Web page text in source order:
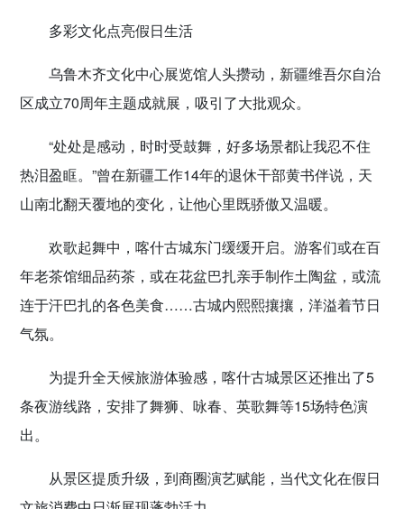
多彩文化点亮假日生活
乌鲁木齐文化中心展览馆人头攒动，新疆维吾尔自治
区成立70周年主题成就展，吸引了大批观众。
“处处是感动，时时受鼓舞，好多场景都让我忍不住
热泪盈眶。”曾在新疆工作14年的退休干部黄书伴说，天
山南北翻天覆地的变化，让他心里既骄傲又温暖。
欢歌起舞中，喀什古城东门缓缓开启。游客们或在百
年老茶馆细品药茶，或在花盆巴扎亲手制作土陶盆，或流
连于汗巴扎的各色美食……古城内熙熙攘攘，洋溢着节日
气氛。
为提升全天候旅游体验感，喀什古城景区还推出了5
条夜游线路，安排了舞狮、咏春、英歌舞等15场特色演
出。
从景区提质升级，到商圈演艺赋能，当代文化在假日